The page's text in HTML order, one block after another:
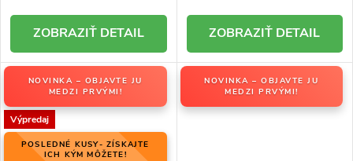
DETAIL DETAIL
NOVINKA – OBJAVTE JU
MEDZI PRVÝMI!
Výpredaj
POSLEDNÉ KUSY- ZÍSKAJTE
ICH KÝM MÔŽETE!
NOVINKA – OBJAVTE JU
MEDZI PRVÝMI!